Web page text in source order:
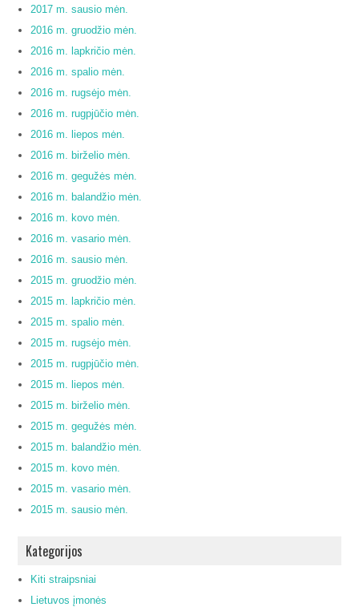
2017 m. sausio mėn.
2016 m. gruodžio mėn.
2016 m. lapkričio mėn.
2016 m. spalio mėn.
2016 m. rugsėjo mėn.
2016 m. rugpjūčio mėn.
2016 m. liepos mėn.
2016 m. birželio mėn.
2016 m. gegužės mėn.
2016 m. balandžio mėn.
2016 m. kovo mėn.
2016 m. vasario mėn.
2016 m. sausio mėn.
2015 m. gruodžio mėn.
2015 m. lapkričio mėn.
2015 m. spalio mėn.
2015 m. rugsėjo mėn.
2015 m. rugpjūčio mėn.
2015 m. liepos mėn.
2015 m. birželio mėn.
2015 m. gegužės mėn.
2015 m. balandžio mėn.
2015 m. kovo mėn.
2015 m. vasario mėn.
2015 m. sausio mėn.
Kategorijos
Kiti straipsniai
Lietuvos įmonės